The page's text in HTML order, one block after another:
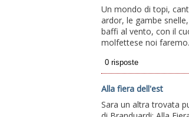
Un mondo di topi,
ardor, le gambe
baffi al vento, con il
molfettese noi
Alla fiera dell'est
Sara un altra trovata